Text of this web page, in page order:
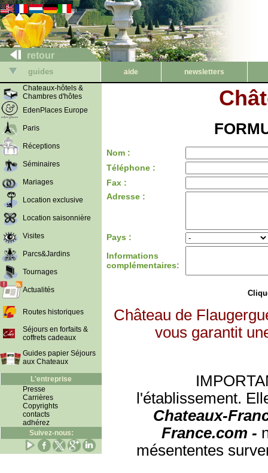
retour
guides aide
newsletters
Chateaux-hôtels &
Chambres d'hôtes
EdenPlaces Europe
Paris
Réceptions
Séminaires
Mariages
Location exclusive
Location saisonnière
Visites
Parcs&Jardins
Tournages
Actualités
Routes historiques
Séjours en forfaits &
coffrets cadeaux
Guides papier Séjours
aux Chateaux
L'entreprise
Presse
Carrières
Copyrights
contacts
adhérez
Suivez-nous:
Nom :
Téléphone :
Fax :
Adresse :
Pays :
Informations
complémentaires:
Château de
vous garantit
l'établissement.
Chateaux-
France.com -
mésententes